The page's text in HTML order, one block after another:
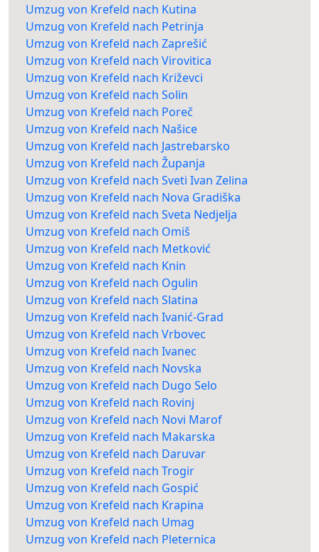
Umzug von Krefeld nach Kutina
Umzug von Krefeld nach Petrinja
Umzug von Krefeld nach Zaprešić
Umzug von Krefeld nach Virovitica
Umzug von Krefeld nach Križevci
Umzug von Krefeld nach Solin
Umzug von Krefeld nach Poreč
Umzug von Krefeld nach Našice
Umzug von Krefeld nach Jastrebarsko
Umzug von Krefeld nach Županja
Umzug von Krefeld nach Sveti Ivan Zelina
Umzug von Krefeld nach Nova Gradiška
Umzug von Krefeld nach Sveta Nedjelja
Umzug von Krefeld nach Omiš
Umzug von Krefeld nach Metković
Umzug von Krefeld nach Knin
Umzug von Krefeld nach Ogulin
Umzug von Krefeld nach Slatina
Umzug von Krefeld nach Ivanić-Grad
Umzug von Krefeld nach Vrbovec
Umzug von Krefeld nach Ivanec
Umzug von Krefeld nach Novska
Umzug von Krefeld nach Dugo Selo
Umzug von Krefeld nach Rovinj
Umzug von Krefeld nach Novi Marof
Umzug von Krefeld nach Makarska
Umzug von Krefeld nach Daruvar
Umzug von Krefeld nach Trogir
Umzug von Krefeld nach Gospić
Umzug von Krefeld nach Krapina
Umzug von Krefeld nach Umag
Umzug von Krefeld nach Pleternica